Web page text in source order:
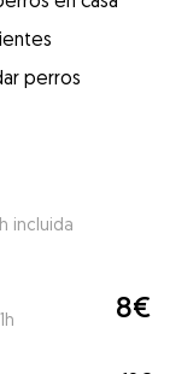
perros
incluida
8€